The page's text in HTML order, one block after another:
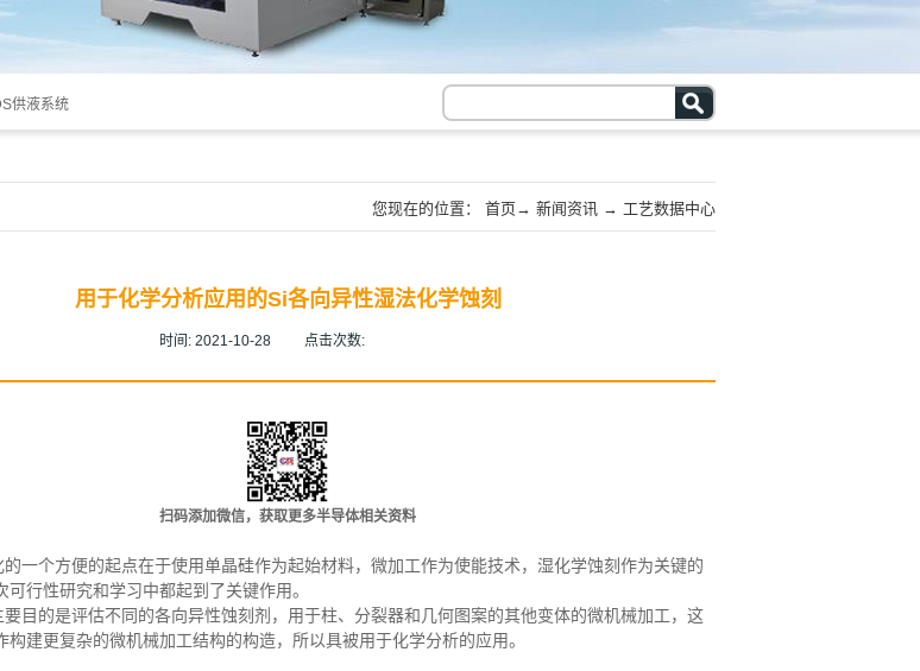
供液系统
您现在的位置： 首页→ 新闻资讯 → 工艺数据中心
用于化学分析应用的Si各向异性湿法化学蚀刻
时间: 2021-10-28 点击次数:
扫码添加微信，获取更多半导体相关资料
个方便的起点在于使用单晶硅作为起始材料，微加工作为使能技术，湿化学蚀刻作为关键的
可行性研究和学习中都起到了关键作用。
的是评估不同的各向异性蚀刻剂，用于柱、分裂器和几何图案的其他变体的微机械加工，这
构建更复杂的微机械加工结构的构造，所以具被用于化学分析的应用。